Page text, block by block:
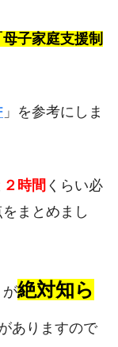
母子家庭支援制
」を参考にしま
２時間 くらい必
まとめまし
が絶対知ら
ありますので